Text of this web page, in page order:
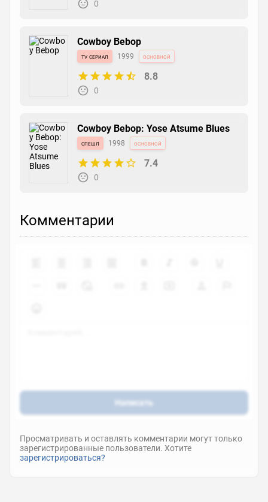
0
Cowboy Bebop
tv сериал 1999 основной
8.8
0
Cowboy Bebop: Yose Atsume Blues
спешл 1998 основной
7.4
0
Комментарии
Написать
Просматривать и оставлять комментарии могут только
зарегистрированные пользователи. Хотите
зарегистрироваться?